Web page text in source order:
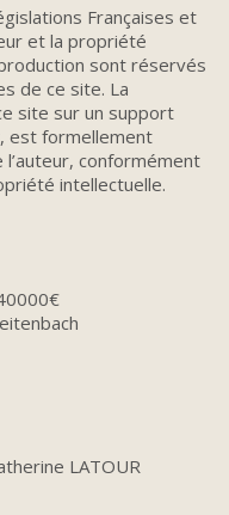
Françaises et
et la propriété
sont réservés
de ce site. La
site sur un support
est formellement
conformément
intellectuelle.
LATOUR